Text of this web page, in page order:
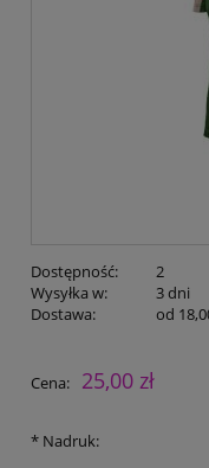
Dostępność:
2
Wysyłka w:
3 dni
Dostawa:
od
Cena nie zawiera
Cena: 25,00 zł
* Nadruk: